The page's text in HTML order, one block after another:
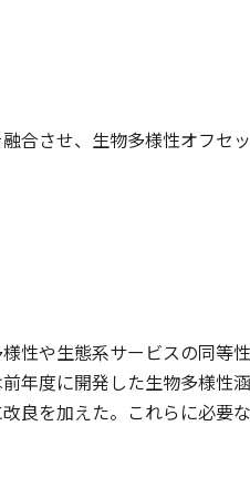
合させ、生物多様性オフセ
性や生態系サービスの同
年度に開発した生物多様性
良を加えた。これらに必